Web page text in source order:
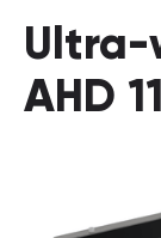
Ultra-
AHD